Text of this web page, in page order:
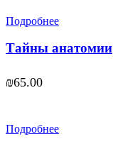
Подробнее
Тайны анатомии
₪65.00
Подробнее